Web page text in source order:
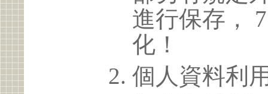
進行保存，
化！
個人資料利